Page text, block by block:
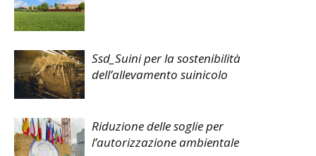
Ssd_Suini per la sostenibilità
dell’allevamento suinicolo
Riduzione delle soglie per
l’autorizzazione ambientale